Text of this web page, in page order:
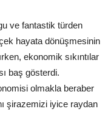
ve fantastik türden
hayata dönüşmesinin
ekonomik sıkıntılar
baş gösterdi.
olmakla beraber
şirazemizi iyice raydan